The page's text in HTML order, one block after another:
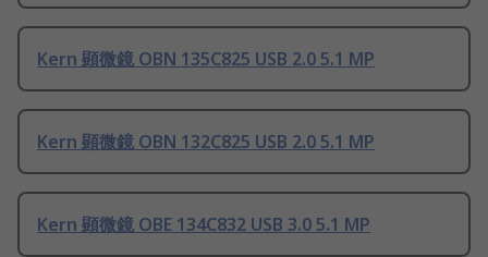
Kern 顕微鏡 OBN 135C825 USB 2.0 5.1 MP
Kern 顕微鏡 OBN 132C825 USB 2.0 5.1 MP
Kern 顕微鏡 OBE 134C832 USB 3.0 5.1 MP